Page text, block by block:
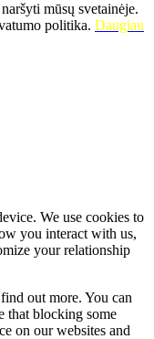
mūsų svetainėje.
politika. Daugiau
We use cookies to
you interact with us,
your relationship
out more. You can
that blocking some
on our websites and